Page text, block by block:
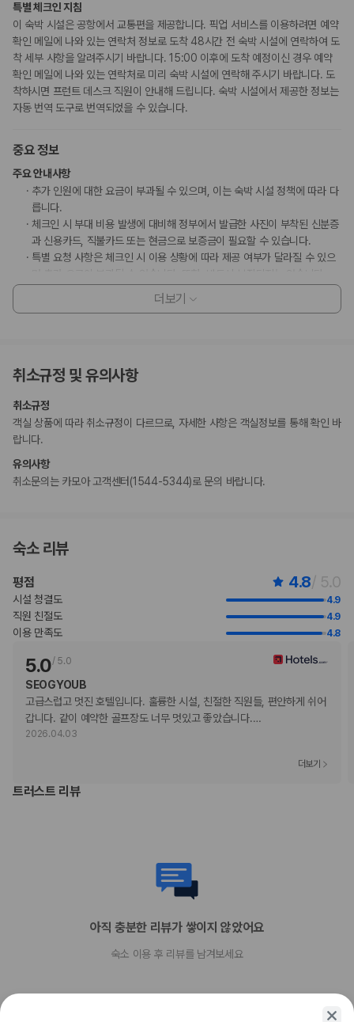
특별 체크인 지침
이 숙박 시설은 공항에서 교통편을 제공합니다. 픽업 서비스를 이용하려면 예약
확인 메일에 나와 있는 연락처 정보로 도착 48시간 전 숙박 시설에 연락하여 도
착 세부 사항을 알려주시기 바랍니다. 15:00 이후에 도착 예정이신 경우 예약
확인 메일에 나와 있는 연락처로 미리 숙박 시설에 연락해 주시기 바랍니다. 도
착하시면 프런트 데스크 직원이 안내해 드립니다. 숙박 시설에서 제공한 정보는
자동 번역 도구로 번역되었을 수 있습니다.
중요 정보
주요 안내사항
추가 인원에 대한 요금이 부과될 수 있으며, 이는 숙박 시설 정책에 따라 다
릅니다.
체크인 시 부대 비용 발생에 대비해 정부에서 발급한 사진이 부착된 신분증
과 신용카드, 직불카드 또는 현금으로 보증금이 필요할 수 있습니다.
특별 요청 사항은 체크인 시 이용 상황에 따라 제공 여부가 달라질 수 있으
이 숙박 시설에서는 신용카드로 결제하실 수 있습니다. 현금은 받지 않습니
스와 같은 야외 공간이 있습니다. 이 부분이 염려되시면 도착 전에 숙박 시
골프 티오프 시간 및 스파 트리트먼트의 경우 사전 예약이 필요합니다. 예
약 확인 메일에 나와 있는 연락처 정보로 도착 전에 호텔에 연락하여 예약
하실 수 있습니다.
무료 아침 식사는 아동에게 제공되지 않을 수 있습니다.
이용 상황에 따라 객실 연결이 가능하며, 예약 확인 메일에 나와 있는 번호
로 숙박 시설에 직접 연락하여 요청하실 수 있습니다.
부가 정보
기타 선택사항
반려동물 동반 시 요금: 1일 기준, 1마리당 VND 2835000
간이 침대 이용 요금: 1박 기준, VND 1701000.0
금액일 수 있으며 변경될 수 있습니다.
현장 결제 유형 및 수단
Visa
직불카드 결제 불가
현금 결제 불가
반려동물
더보기
취소규정 및 유의사항
취소규정
객실 상품에 따라 취소규정이 다르므로, 자세한 사항은 객실정보를 통해 확인 바
랍니다.
유의사항
취소문의는 카모아 고객센터(1544-5344)로 문의 바랍니다.
숙소 리뷰
평점 4.8/ 5.0
시설 청결도 4.9
직원 친절도 4.9
이용 만족도 4.8
5.0/ 5.0
SEOGYOUB
고급스럽고 멋진 호텔입니다. 훌륭한 시설, 친절한 직원들, 편안하게 쉬어
갑니다. 같이 예약한 골프장도 너무 멋있고 좋았습니다.…
2026.04.03
더보기
트러스트 리뷰
아직 충분한 리뷰가 쌓이지 않았어요
숙소 이용 후 리뷰를 남겨보세요